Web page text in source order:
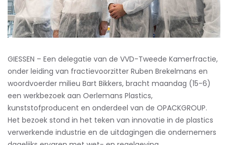
GIESSEN – Een delegatie van de VVD-Tweede Kamerfractie,
onder leiding van fractievoorzitter Ruben Brekelmans en
woordvoerder milieu Bart Bikkers, bracht maandag (15-6)
een werkbezoek aan Oerlemans Plastics,
kunststofproducent en onderdeel van de OPACKGROUP.
Het bezoek stond in het teken van innovatie in de plastics
verwerkende industrie en de uitdagingen die ondernemers